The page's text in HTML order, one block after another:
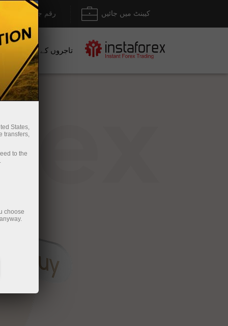
رقم جمع کروانا / کیبنٹ میں جائیں
تاجروں کے لیے
States,
transfers,
to the
choose